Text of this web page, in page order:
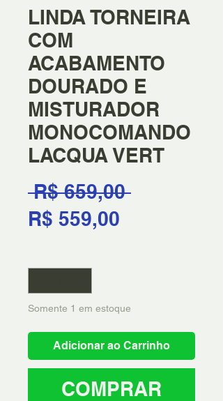
LINDA TORNEIRA
COM
ACABAMENTO
DOURADO E
MISTURADOR
MONOCOMANDO
LACQUA VERT
R$ 659,00 Preço
R$ 559,00
Somente 1 em estoque
Adicionar ao Carrinho
COMPRAR